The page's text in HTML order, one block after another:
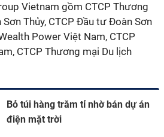
Vietnam gồm CTCP Thương
Thủy, CTCP Đầu tư Đoàn Sơn
Power Việt Nam, CTCP
CTCP Thương mại Du lịch
Bỏ túi hàng trăm tỉ nhờ bán dự án
điện mặt trời